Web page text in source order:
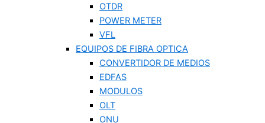
OTDR
POWER METER
VFL
EQUIPOS DE FIBRA OPTICA
CONVERTIDOR DE MEDIOS
EDFAS
MODULOS
OLT
ONU